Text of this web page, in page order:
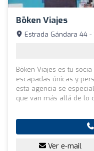
Bōken Viajes
Estrada Gándara 44 -
Bōken Viajes es tu
escapadas únicas y
esta agencia se
que van más allá de lo
Ver e-mail